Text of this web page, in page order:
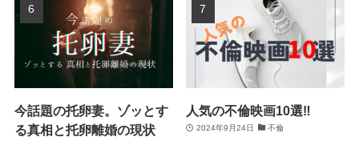
今話題の托卵妻。ゾッとす
る真相と托卵離婚の現状
人気の不倫映画10選‼
2024年9月24日 不倫